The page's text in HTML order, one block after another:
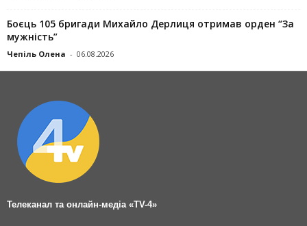
Боєць 105 бригади Михайло Дерлиця отримав орден “За
мужність”
Чепіль Олена - 06.08.2026
Телеканал та онлайн-медіа «TV-4»